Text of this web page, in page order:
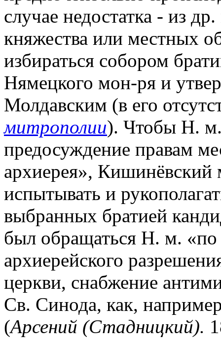
случае недостатка - из
княжества или местных
избираться собором
Нямецкого мон-ря и
Молдавским (в его
митрополии). Чтобы Н. м.
предосуждение правам
архиерея»,
испытывать и
выбранных братией
был обращаться Н. м.
архиерейского
церкви, снабжение
Св. Синода, как,
(Арсений (Стадницкий).